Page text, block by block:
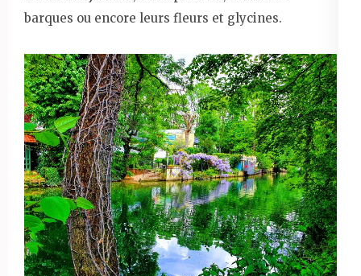
barques ou encore leurs fleurs et glycines.